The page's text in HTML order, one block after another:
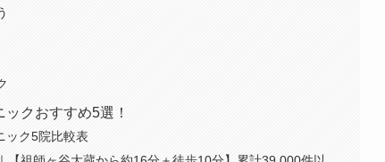
クおすすめ5選！
ック5院比較表